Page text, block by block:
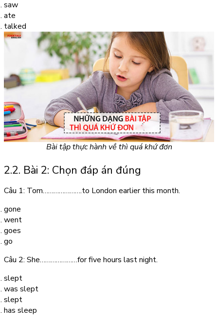
saw
ate
talked
Bài tập thực hành về thì quá khứ đơn
2.2. Bài 2: Chọn đáp án đúng
Câu 1: Tom………………….to London earlier this month.
gone
went
goes
go
Câu 2: She…………………for five hours last night.
slept
was slept
slept
has sleep